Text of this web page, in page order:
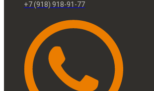
+7 (918) 918-91-77